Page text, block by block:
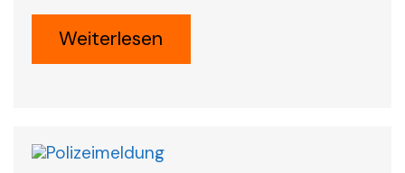
Weiterlesen